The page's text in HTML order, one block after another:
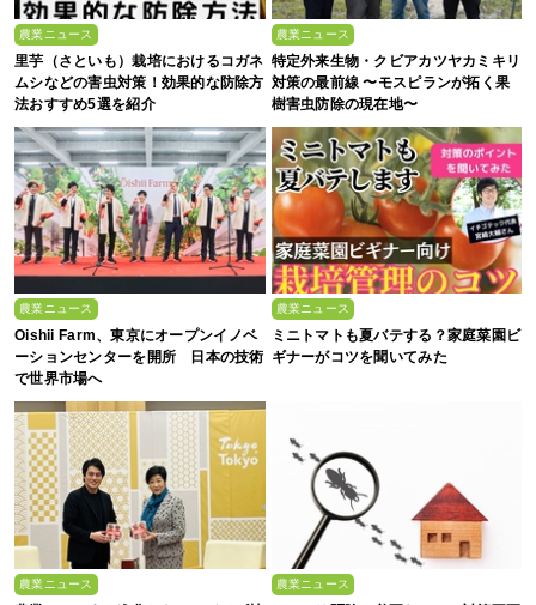
農業ニュース
里芋（さといも）栽培におけるコガネ
ムシなどの害虫対策！効果的な防除方
法おすすめ5選を紹介
農業ニュース
特定外来生物・クビアカツヤカミキリ
対策の最前線 〜モスピランが拓く果
樹害虫防除の現在地〜
農業ニュース
Oishii Farm、東京にオープンイノベ
ーションセンターを開所 日本の技術
で世界市場へ
農業ニュース
ミニトマトも夏バテする？家庭菜園ビ
ギナーがコツを聞いてみた
農業ニュース 農業ニュース